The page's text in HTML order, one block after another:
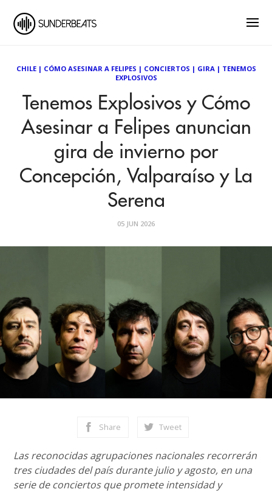
CHILE| CÓMO ASESINAR A FELIPES | CONCIERTOS | GIRA| TENEMOS
EXPLOSIVOS
Tenemos Explosivos y Cómo
Asesinar a Felipes anuncian
gira de invierno por
Concepción, Valparaíso y La
Serena
05 JUN 2026
Share Tweet
Las reconocidas agrupaciones nacionales recorrerán
tres ciudades del país durante julio y agosto, en una
serie de conciertos que promete intensidad y